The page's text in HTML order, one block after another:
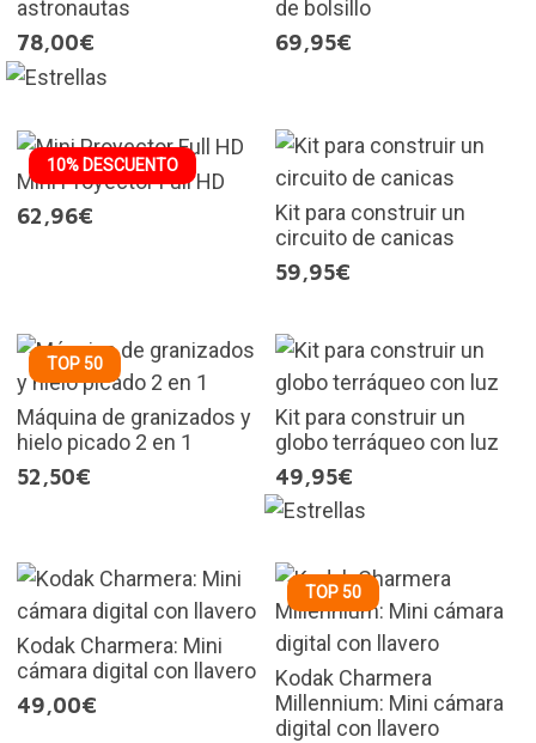
astronautas
78,00€
de bolsillo
69,95€
10% DESCUENTO
Mini Proyector Full HD
62,96€
Kit para construir un
circuito de canicas
59,95€
TOP 50
Máquina de granizados y
hielo picado 2 en 1
52,50€
Kit para construir un
globo terráqueo con luz
49,95€
Kodak Charmera: Mini
cámara digital con llavero
49,00€
TOP 50
Kodak Charmera
Millennium: Mini cámara
digital con llavero